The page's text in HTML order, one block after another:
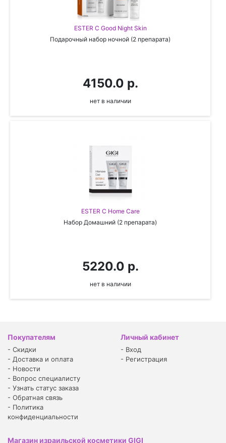
ESTER C Good Night Skin
Подарочный набор ночной (2 препарата)
4150.0 р.
нет в наличии
ESTER C Home Care
Набор Домашний (2 препарата)
5220.0 р.
нет в наличии
Покупателям
- Скидки
- Доставка и оплата
- Новости
- Вопрос специалисту
- Узнать статус заказа
- Обратная связь
- Политика
конфиденциальности
Личный кабинет
- Вход
- Регистрация
Магазин израильской косметики GIGI